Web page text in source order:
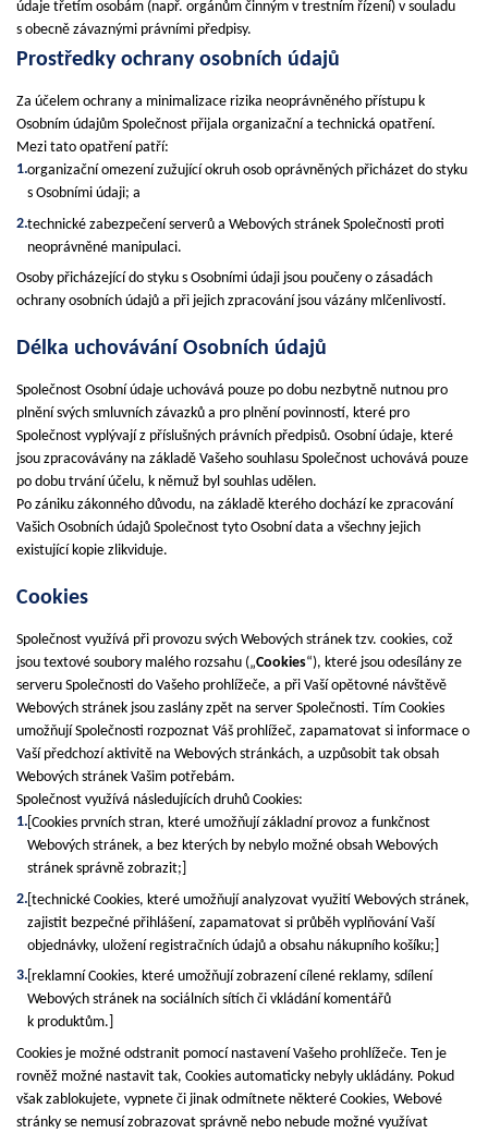
údaje třetím osobám (např. orgánům činným v trestním řízení) v souladu
s obecně závaznými právními předpisy.
Prostředky ochrany osobních údajů
Za účelem ochrany a minimalizace rizika neoprávněného přístupu k
Osobním údajům Společnost přijala organizační a technická opatření.
Mezi tato opatření patří:
organizační omezení zužující okruh osob oprávněných přicházet do styku
s Osobními údaji; a
technické zabezpečení serverů a Webových stránek Společnosti proti
neoprávněné manipulaci.
Osoby přicházející do styku s Osobními údaji jsou poučeny o zásadách
ochrany osobních údajů a při jejich zpracování jsou vázány mlčenlivostí.
Délka uchovávání Osobních údajů
Společnost Osobní údaje uchovává pouze po dobu nezbytně nutnou pro
plnění svých smluvních závazků a pro plnění povinností, které pro
Společnost vyplývají z příslušných právních předpisů. Osobní údaje, které
jsou zpracovávány na základě Vašeho souhlasu Společnost uchovává pouze
po dobu trvání účelu, k němuž byl souhlas udělen.
Po zániku zákonného důvodu, na základě kterého dochází ke zpracování
Vašich Osobních údajů Společnost tyto Osobní data a všechny jejich
existující kopie zlikviduje.
Cookies
Společnost využívá při provozu svých Webových stránek tzv. cookies, což
jsou textové soubory malého rozsahu („Cookies“), které jsou odesílány ze
serveru Společnosti do Vašeho prohlížeče, a při Vaší opětovné návštěvě
Webových stránek jsou zaslány zpět na server Společnosti. Tím Cookies
umožňují Společnosti rozpoznat Váš prohlížeč, zapamatovat si informace o
Vaší předchozí aktivitě na Webových stránkách, a uzpůsobit tak obsah
Webových stránek Vašim potřebám.
Společnost využívá následujících druhů Cookies:
[Cookies prvních stran, které umožňují základní provoz a funkčnost
Webových stránek, a bez kterých by nebylo možné obsah Webových
stránek správně zobrazit;]
[technické Cookies, které umožňují analyzovat využití Webových stránek,
zajistit bezpečné přihlášení, zapamatovat si průběh vyplňování Vaší
objednávky, uložení registračních údajů a obsahu nákupního košíku;]
[reklamní Cookies, které umožňují zobrazení cílené reklamy, sdílení
Webových stránek na sociálních sítích či vkládání komentářů
k produktům.]
Cookies je možné odstranit pomocí nastavení Vašeho prohlížeče. Ten je
rovněž možné nastavit tak, Cookies automaticky nebyly ukládány. Pokud
však zablokujete, vypnete či jinak odmítnete některé Cookies, Webové
stránky se nemusí zobrazovat správně nebo nebude možné využívat